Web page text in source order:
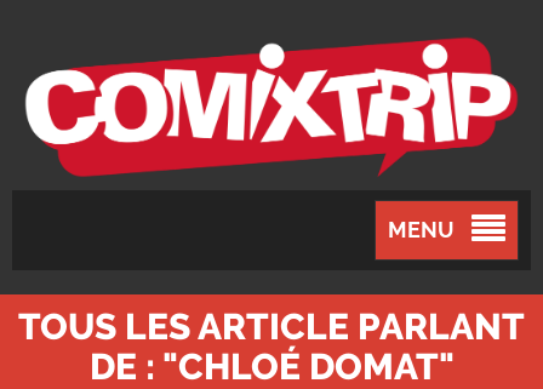
MENU
TOUS LES ARTICLE PARLANT
DE : "CHLOÉ DOMAT"